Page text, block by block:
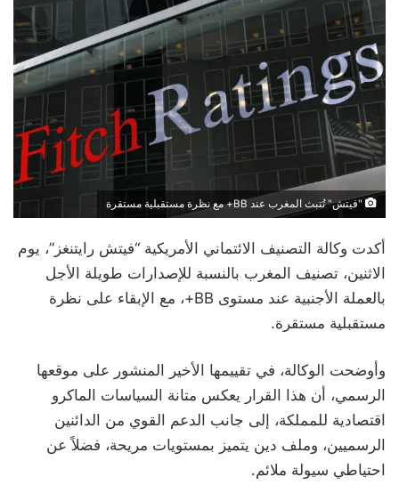
"فيتش" تُتبث المغرب عند BB+ مع نظرة مستقبلية مستقرة
أكدت وكالة التصنيف الائتماني الأمريكية “فيتش رايتنغز”، يوم
الاثنين، تصنيف المغرب بالنسبة للإصدارات طويلة الأجل
بالعملة الأجنبية عند مستوى BB+، مع الإبقاء على نظرة
مستقبلية مستقرة.
وأوضحت الوكالة، في تقييمها الأخير المنشور على موقعها
الرسمي، أن هذا القرار يعكس متانة السياسات الماكرو
اقتصادية للمملكة، إلى جانب الدعم القوي من الدائنين
الرسميين، وملف دين يتميز بمستويات مريحة، فضلاً عن
احتياطي سيولة ملائم.